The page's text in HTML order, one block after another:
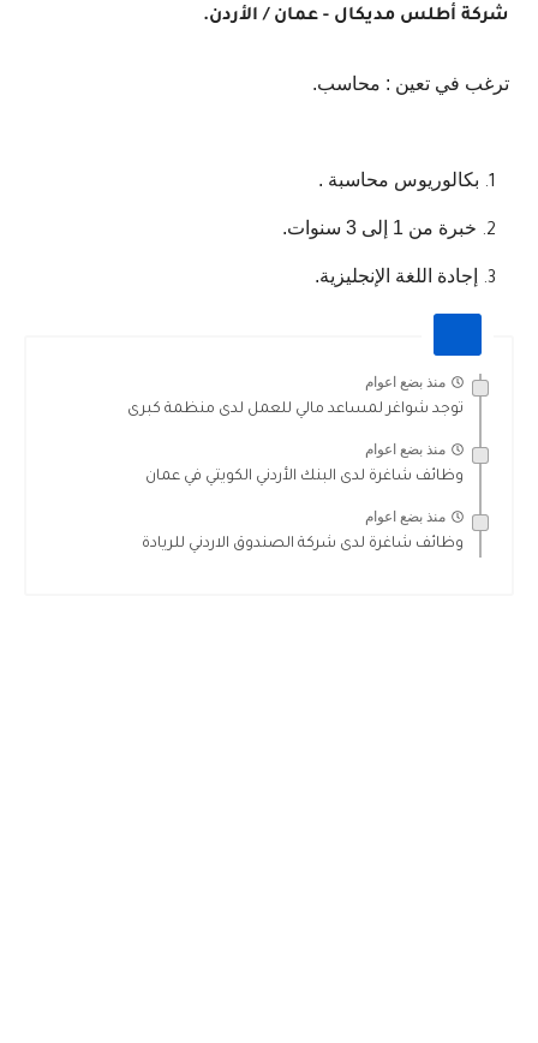
شركة أطلس مديكال - عمان / الأردن.
بكالوريوس محاسبة .
خبرة من 1 إلى 3 سنوات.
إجادة اللغة الإنجليزية.
منذ بضع اعوام
توجد شواغر لمساعد مالي للعمل لدى منظمة كبرى
منذ بضع اعوام
وظائف شاغرة لدى البنك الأردني الكويتي في عمان
منذ بضع اعوام
وظائف شاغرة لدى شركة الصندوق الاردني للريادة